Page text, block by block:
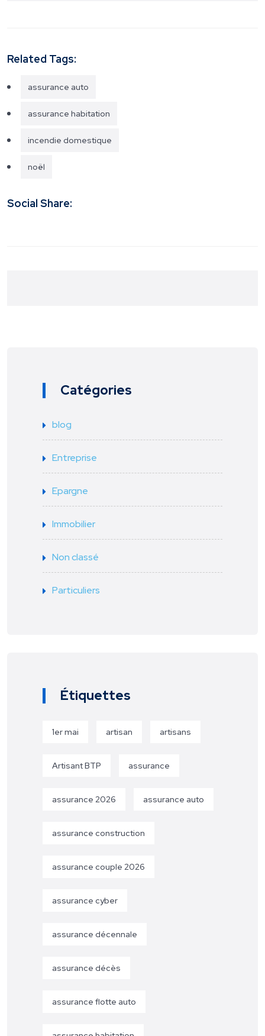
Related Tags:
assurance auto
assurance habitation
incendie domestique
noël
Social Share:
Catégories
blog
Entreprise
Epargne
Immobilier
Non classé
Particuliers
Étiquettes
1er mai artisan artisans
Artisant BTP assurance
assurance 2026 assurance auto
assurance construction
assurance couple 2026
assurance cyber
assurance décennale
assurance décès
assurance flotte auto